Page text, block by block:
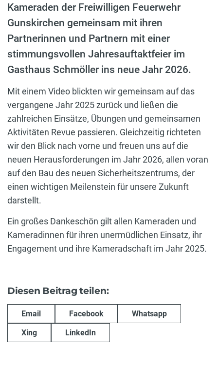
Kameraden der Freiwilligen Feuerwehr
Gunskirchen gemeinsam mit ihren
Partnerinnen und Partnern mit einer
stimmungsvollen Jahresauftaktfeier im
Gasthaus Schmöller ins neue Jahr 2026.
Mit einem Video blickten wir gemeinsam auf das
vergangene Jahr 2025 zurück und ließen die
zahlreichen Einsätze, Übungen und gemeinsamen
Aktivitäten Revue passieren. Gleichzeitig richteten
wir den Blick nach vorne und freuen uns auf die
neuen Herausforderungen im Jahr 2026, allen voran
auf den Bau des neuen Sicherheitszentrums, der
einen wichtigen Meilenstein für unsere Zukunft
darstellt.
Ein großes Dankeschön gilt allen Kameraden und
Kameradinnen für ihren unermüdlichen Einsatz, ihr
Engagement und ihre Kameradschaft im Jahr 2025.
Diesen Beitrag teilen:
Email Facebook Whatsapp
Xing LinkedIn